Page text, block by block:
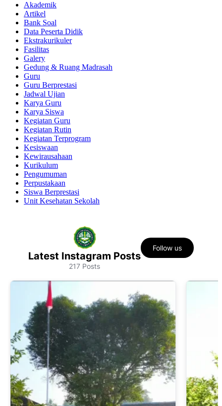
Akademik
Artikel
Bank Soal
Data Peserta Didik
Ekstrakurikuler
Fasilitas
Galery
Gedung & Ruang Madrasah
Guru
Guru Berprestasi
Jadwal Ujian
Karya Guru
Karya Siswa
Kegiatan Guru
Kegiatan Rutin
Kegiatan Terprogram
Kesiswaan
Kewirausahaan
Kurikulum
Pengumuman
Perpustakaan
Siswa Berprestasi
Unit Kesehatan Sekolah